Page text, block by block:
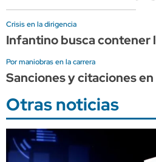
Crisis en la dirigencia
Infantino busca contener
Por maniobras en la carrera
Sanciones y citaciones
Otras noticias